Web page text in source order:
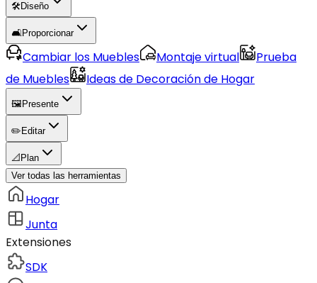
🛠️Diseño
🛋️Proporcionar
Cambiar los Muebles Montaje virtual
Prueba
de Muebles
Ideas de Decoración de Hogar
🖼️ Presente
✏️ Editar
📐 Plan
Ver todas las herramientas
Hogar
Junta
Extensiones
SDK